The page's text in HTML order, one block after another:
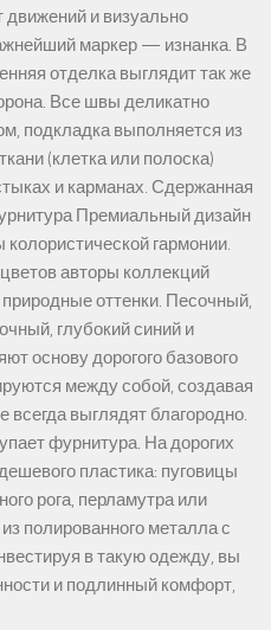
и визуально
маркер — изнанка. В
отделка выглядит так же
Все швы деликатно
подкладка выполняется из
(клетка или полоска)
и карманах. Сдержанная
Премиальный дизайн
гармонии.
авторы коллекций
оттенки. Песочный,
глубокий синий и
основу дорогого базового
между собой, создавая
выглядят благородно.
фурнитура. На дорогих
пластика: пуговицы
рога, перламутра или
полированного металла с
в такую одежду, вы
и подлинный комфорт,